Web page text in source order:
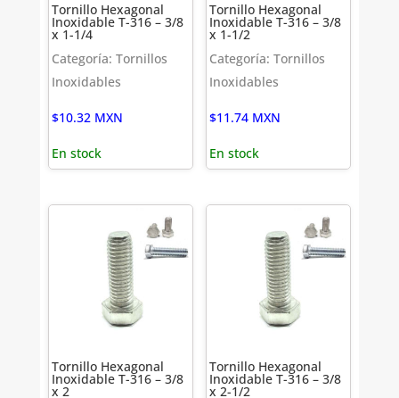
Tornillo Hexagonal
Inoxidable T-316 – 3/8
x 1-1/4
Categoría: Tornillos
Inoxidables
$10.32 MXN
En stock
Tornillo Hexagonal
Inoxidable T-316 – 3/8
x 1-1/2
Categoría: Tornillos
Inoxidables
$11.74 MXN
En stock
Tornillo Hexagonal
Inoxidable T-316 – 3/8
x 2
Tornillo Hexagonal
Inoxidable T-316 – 3/8
x 2-1/2